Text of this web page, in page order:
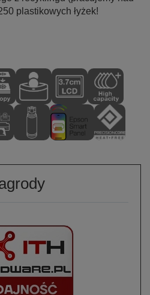
plastikowych łyżek!